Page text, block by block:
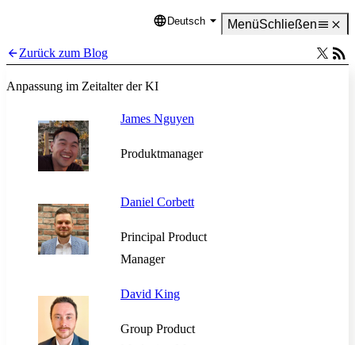
Language
Deutsch MenüSchließen
Zurück zum Blog
Anpassung im Zeitalter der KI
James Nguyen
Produktmanager
Daniel Corbett
Principal Product
Manager
David King
Group Product